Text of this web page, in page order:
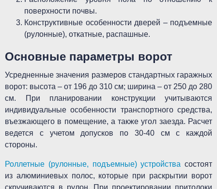
поверхности почвы.
Конструктивные особенности дверей – подъемные
(рулонные), откатные, распашные.
Основные параметры ворот
Усредненные значения размеров стандартных гаражных
ворот: высота – от 196 до 310 см; ширина – от 250 до 280
см. При планировании конструкции учитываются
индивидуальные особенности транспортного средства,
въезжающего в помещение, а также угол заезда. Расчет
ведется с учетом допусков по 30-40 см с каждой
стороны.
Роллетные (рулонные, подъемные) устройства состоят
из алюминиевых полос, которые при раскрытии ворот
скручиваются в рулон. При проектировании притолоки